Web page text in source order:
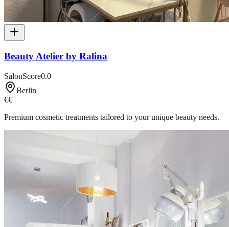
Beauty Atelier by Ralina
SalonScore0.0
Berlin
€€
Premium cosmetic treatments tailored to your unique beauty needs.